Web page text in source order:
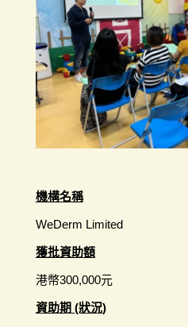
機構名稱
WeDerm Limited
獲批資助額
港幣300,000元
資助期 (狀況)